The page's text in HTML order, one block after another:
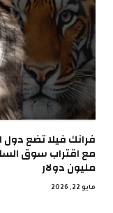
فرانك فيلا تضع دول
مليون دولار
مايو 22, 2026